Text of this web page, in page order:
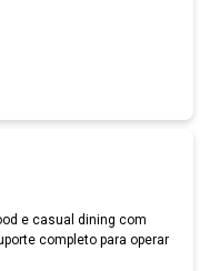
e casual dining com
completo para operar